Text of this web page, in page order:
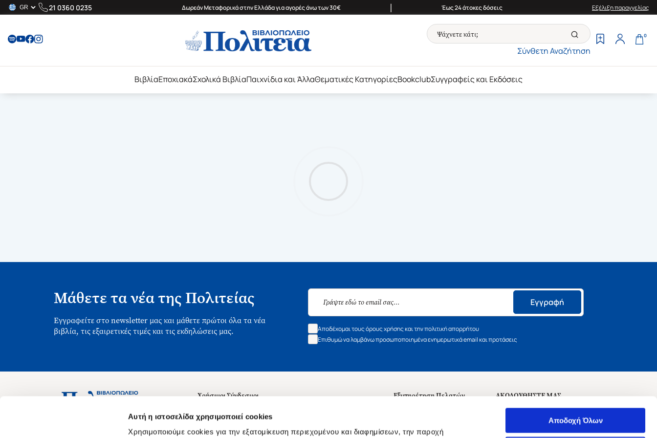
Αυτή η ιστοσελίδα χρησιμοποιεί cookies
Χρησιμοποιούμε cookies για την εξατομίκευση περιεχομένου και διαφημίσεων, την παροχή
Αποδοχή Όλων
21 0360 0235 Δωρεάν Μεταφορικά στην Ελλάδα για αγορές άνω των 30€ | Έως 24 άτοκες δόσεις Εξέλιξη παραγγελίας
Σύνθετη Αναζήτηση
0
ΒιβλίαΕποχιακάΣχολικά ΒιβλίαΠαιχνίδια και ΆλλαΘεματικές ΚατηγορίεςBookclubΣυγγραφείς και Εκδόσεις
Μάθετε τα νέα της Πολιτείας
Εγγραφείτε στο newsletter μας και μάθετε πρώτοι όλα τα νέα
βιβλία, τις εξαιρετικές τιμές και τις εκδηλώσεις μας.
Εγγραφή
Αποδέχομαι τους όρους χρήσης και την πολιτική απορρήτου
Επιθυμώ να λαμβάνω προσωποποιημένα ενημερωτικά email και προτάσεις
Ασκληπιού 1-3, Αθήνα 106 79
Χρήσιμοι Σύνδεσμοι
Σχετικά με εμάς
Θέσεις Εργασίας
Εξυπηρέτηση Πελατών
ΑΚΟΛΟΥΘΗΣΤΕ ΜΑΣ